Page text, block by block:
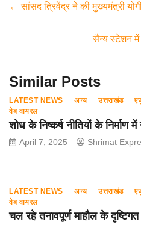
e
k
er s
gr
a
← सांसद त्रिवेंद्र ने की मुख्यमंत्री
सैन्य स्टेशन में
Similar Posts
LATEST NEWS अन्य उत्तराखंड
वेब वायरल
शोध के निष्कर्ष नीतियों के निर्माण में
April 7, 2025 Shrimat
LATEST NEWS अन्य उत्तराखंड
वेब वायरल
चल रहे तनावपूर्ण माहौल के